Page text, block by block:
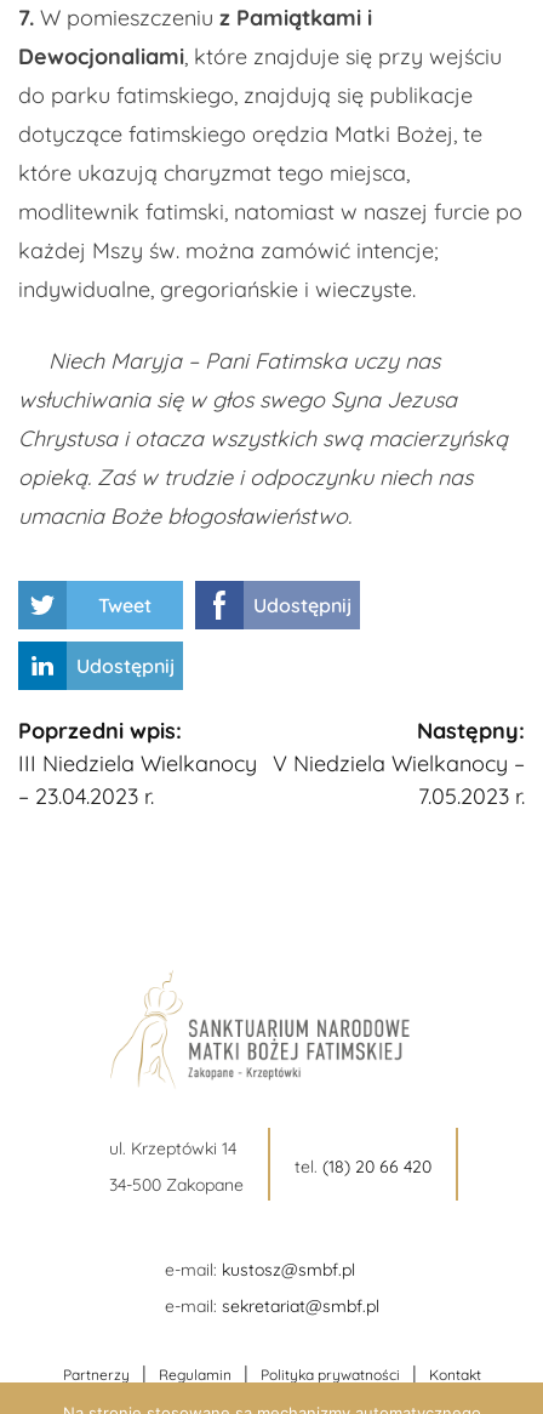
7. W pomieszczeniu z Pamiątkami i
Dewocjonaliami, które znajduje się przy wejściu
do parku fatimskiego, znajdują się publikacje
dotyczące fatimskiego orędzia Matki Bożej, te
które ukazują charyzmat tego miejsca,
modlitewnik fatimski, natomiast w naszej furcie po
każdej Mszy św. można zamówić intencje;
indywidualne, gregoriańskie i wieczyste.
Niech Maryja – Pani Fatimska uczy nas
wsłuchiwania się w głos swego Syna Jezusa
Chrystusa i otacza wszystkich swą macierzyńską
opieką. Zaś w trudzie i odpoczynku niech nas
umacnia Boże błogosławieństwo.
Tweet Udostępnij
Udostępnij
Kontynuuj
czytanie
Poprzedni wpis:
III Niedziela Wielkanocy
– 23.04.2023 r.
Następny:
V Niedziela Wielkanocy –
7.05.2023 r.
ul. Krzeptówki 14
34-500 Zakopane
tel. (18) 20 66 420
e-mail: kustosz@smbf.pl
e-mail: sekretariat@smbf.pl
Partnerzy | Regulamin | Polityka prywatności | Kontakt